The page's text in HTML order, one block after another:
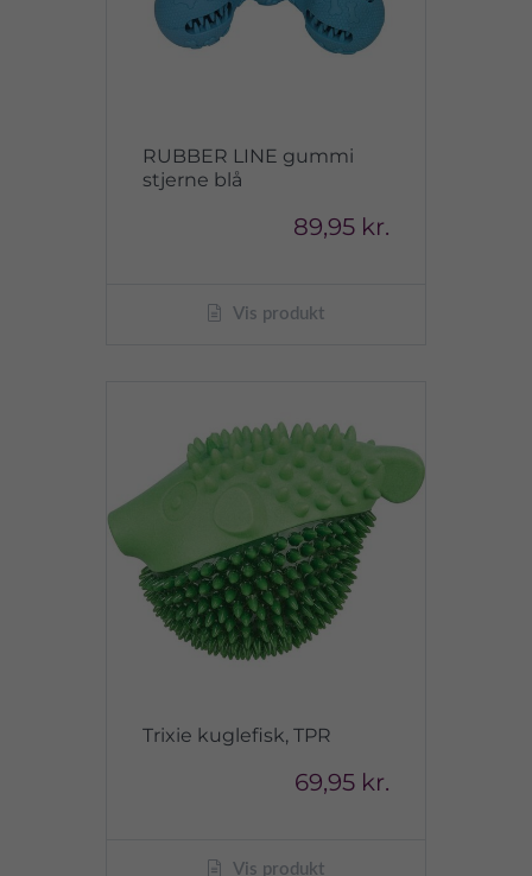
RUBBER LINE gummi
stjerne blå
89,95 kr.
Vis produkt
Trixie kuglefisk, TPR
69,95 kr.
Vis produkt